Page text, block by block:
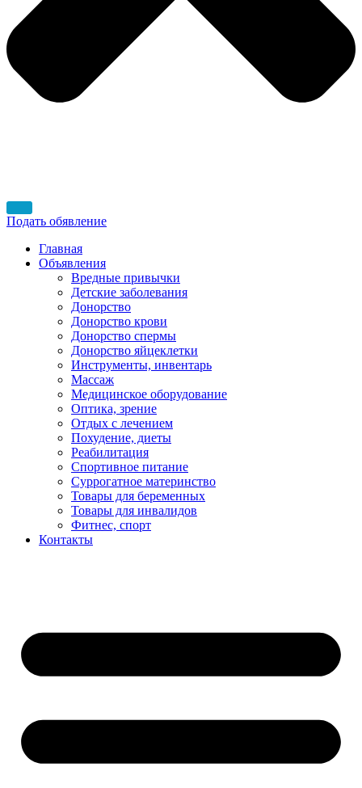
Подать обявление
Главная
Объявления
Вредные привычки
Детские заболевания
Донорство
Донорство крови
Донорство спермы
Донорство яйцеклетки
Инструменты, инвентарь
Массаж
Медицинское оборудование
Оптика, зрение
Отдых с лечением
Похудение, диеты
Реабилитация
Спортивное питание
Суррогатное материнство
Товары для беременных
Товары для инвалидов
Фитнес, спорт
Контакты